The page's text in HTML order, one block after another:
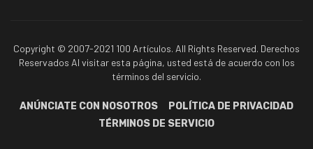
Copyright © 2007-2021 100 Artículos. All Rights Reserved. Derechos
Reservados Al visitar esta página, usted está de acuerdo con los
términos del servicio.
ANÚNCIATE CON NOSOTROS
POLÍTICA DE PRIVACIDAD
TÉRMINOS DE SERVICIO